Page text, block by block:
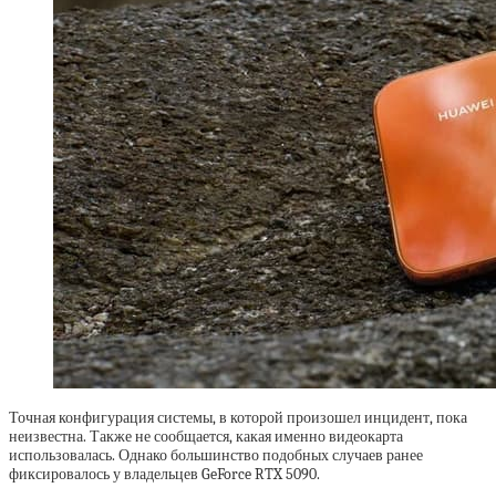
Точная конфигурация системы, в которой произошел инцидент, пока
неизвестна. Также не сообщается, какая именно видеокарта
использовалась. Однако большинство подобных случаев ранее
фиксировалось у владельцев GeForce RTX 5090.